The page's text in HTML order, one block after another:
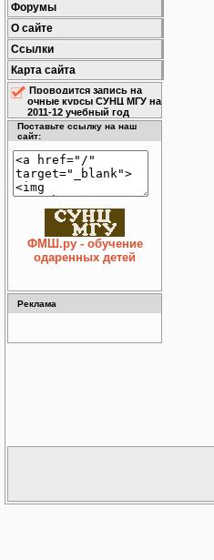
Форумы
О сайте
Ссылки
Карта сайта
Проводится запись на
очные курсы СУНЦ МГУ на
2011-12 учебный год
Поставьте ссылку на наш
сайт:
ФМШ.ру - обучение
одаренных детей
Реклама